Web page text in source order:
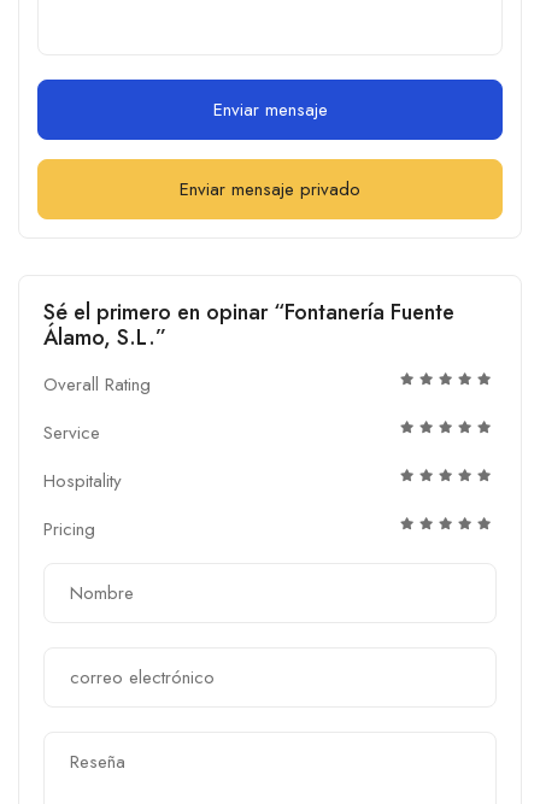
Enviar mensaje
Enviar mensaje privado
Sé el primero en opinar “Fontanería Fuente
Álamo, S.L.”
Overall Rating
Service
Hospitality
Pricing